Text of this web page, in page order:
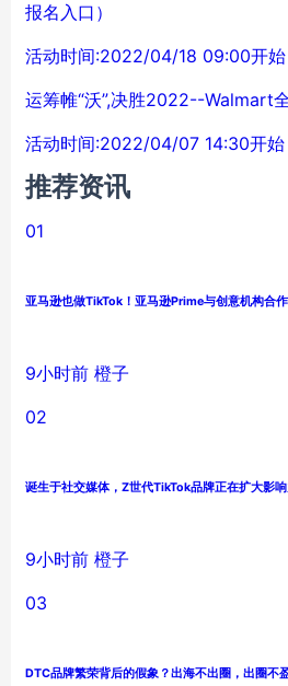
报名入口）
活动时间:2022/04/18 09:00开始
运筹帷“沃”,决胜2022--Walmart
活动时间:2022/04/07 14:30开始
推荐资讯
01
亚马逊也做TikTok！亚马逊Prime与创意机构合
9小时前 橙子
02
诞生于社交媒体，Z世代TikTok品牌正在扩大影响
9小时前 橙子
03
DTC品牌繁荣背后的假象？出海不出圈，出圈不